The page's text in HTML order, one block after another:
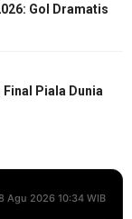
Gol Dramatis
Piala Dunia
Agu 2026 10:34 WIB